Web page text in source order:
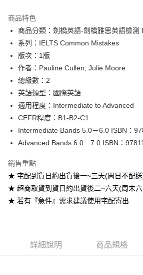
Google Pay
ATM付款
運送方式
每筆NT$60
付款後全家取貨
每筆NT$60
每筆NT$60
付款後7-11取貨
每筆NT$60
宅配-離島
商品特色
商品分類：劍橋英語-劍橋雅思英語檢測
系列：IELTS Common Mistakes
版次：1版
作者：Pauline Cullen, Julie Moore
總級數：2
英語類型：國際英語
適用程度：Intermediate to Advanced
CEFR程度：B1-B2-C1
Intermediate Bands 5.0－6.0 ISBN：
Advanced Bands 6.0－7.0 ISBN：
銷售重點
★ 宅配到貨日約出貨後一~三天(周日不配
★ 超商取貨到貨日約出貨後二~六天(周末
★ 若有『急件』需求建議使用宅配寄出
詳細說明 商品規格